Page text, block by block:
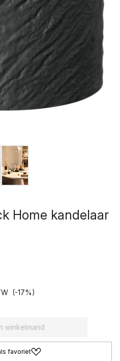
Home kandelaar
(-17%)
winkelmand
favoriet